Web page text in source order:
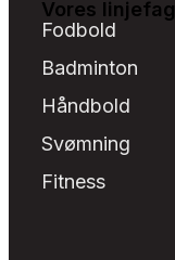
Vores linjefag
Fodbold
Badminton
Håndbold
Svømning
Fitness